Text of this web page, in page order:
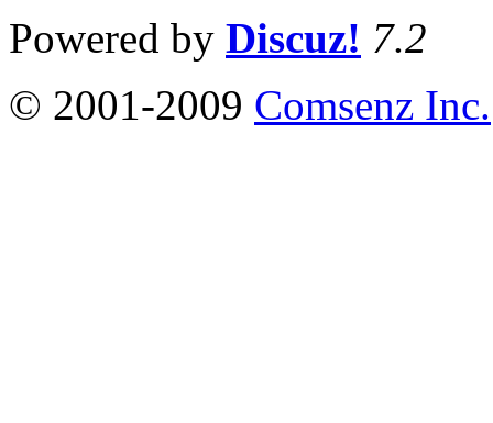
Powered by Discuz! 7.2
© 2001-2009 Comsenz Inc.